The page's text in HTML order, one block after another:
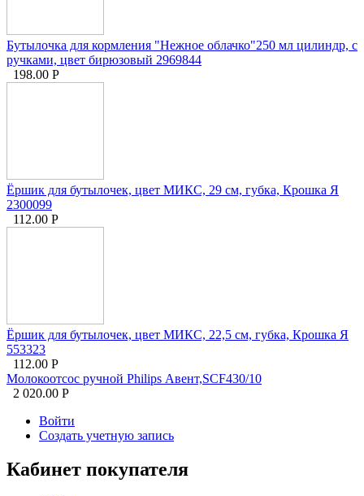
Бутылочка для кормления "Нежное облачко"250 мл цилиндр, с
ручками, цвет бирюзовый 2969844
198.00 Р
Ёршик для бутылочек, цвет МИКС, 29 см, губка, Крошка Я
2300099
112.00 Р
Ёршик для бутылочек, цвет МИКС, 22,5 см, губка, Крошка Я
553323
112.00 Р
Молокоотсос ручной Philips Авент,SCF430/10
2 020.00 Р
Войти
Создать учетную запись
Кабинет покупателя